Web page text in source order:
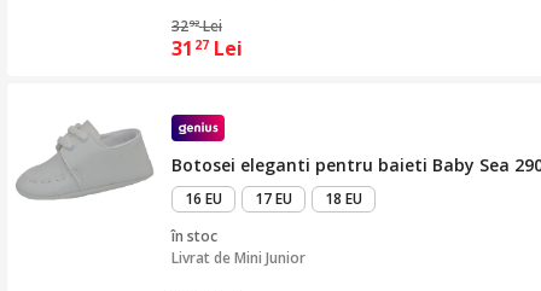
3292 Lei
31 27 Lei
Botosei eleganti pentru baieti Baby Sea
16 EU 17 EU
18 EU
în stoc
Livrat deMini Junior